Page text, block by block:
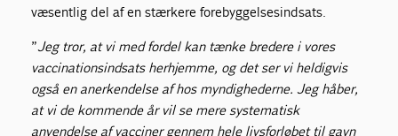
væsentlig del af en stærkere forebyggelsesindsats.
”Jeg tror, at vi med fordel kan tænke bredere i vores
vaccinationsindsats herhjemme, og det ser vi heldigvis
også en anerkendelse af hos myndighederne. Jeg håber,
at vi de kommende år vil se mere systematisk
anvendelse af vacciner gennem hele livsforløbet til gavn